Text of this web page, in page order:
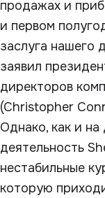
продажах и
и первом
заслуга нашего
заявил
директоров
(Christopher
Однако, как и на
деятельность
нестабильные
которую